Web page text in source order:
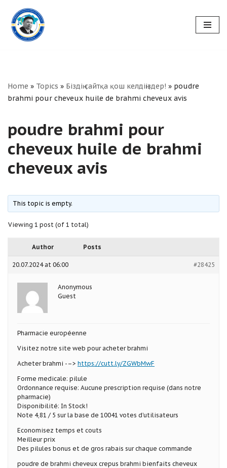
Skip
to
Home » Topics » Біздің сайтқа қош келдіңіздер! » poudre
brahmi pour cheveux huile de brahmi cheveux avis
poudre brahmi pour
cheveux huile de brahmi
cheveux avis
This topic is empty.
Viewing 1 post (of 1 total)
Author Posts
20.07.2024 at 06:00 #28425
Anonymous
Guest
Pharmacie européenne
Visitez notre site web pour acheter brahmi
Acheter brahmi -–> https://cutt.ly/ZGWbMwF
Forme medicale: pilule
Ordonnance requise: Aucune prescription requise (dans notre
pharmacie)
Disponibilité: In Stock!
Note 4,81 / 5 sur la base de 10041 votes d’utilisateurs
Economisez temps et couts
Meilleur prix
Des pilules bonus et de gros rabais sur chaque commande
poudre de brahmi cheveux crepus brahmi bienfaits cheveux